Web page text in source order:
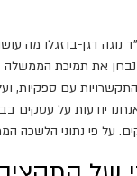
נוגה דגן-בוזגלו מה
את תמיכת הממשלה
עם ספקיות,
יודעות על עסקים
על פי נתוני הלשכה